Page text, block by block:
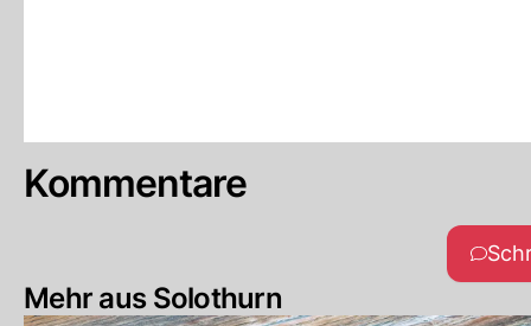
Kommentare
Mehr aus Solothurn